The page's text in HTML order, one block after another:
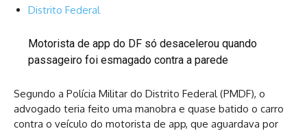
Distrito Federal
Motorista de app do DF só desacelerou quando
passageiro foi esmagado contra a parede
Segundo a Polícia Militar do Distrito Federal (PMDF), o
advogado teria feito uma manobra e quase batido o carro
contra o veículo do motorista de app, que aguardava por